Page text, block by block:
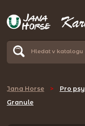
Jana Horse > Pro psy
Granule